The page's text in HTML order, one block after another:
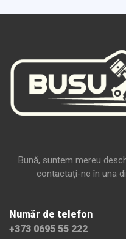
Bună, suntem mereu
contactați-ne în una
Număr de telefon
+373 0695 55 222